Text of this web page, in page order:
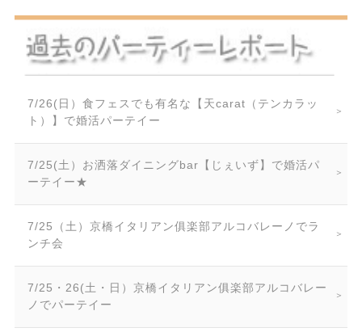
7/26(日）食フェスでも有名な【天carat（テンカラッ
ト）】で婚活パーテイー
7/25(土）お洒落ダイニングbar【じぇいず】で婚活パ
ーテイー★
7/25（土）京橋イタリアン俱楽部アルコバレーノでラ
ンチ会
7/25・26(土・日）京橋イタリアン俱楽部アルコバレー
ノでパーテイー